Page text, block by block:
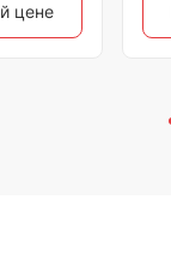
цене